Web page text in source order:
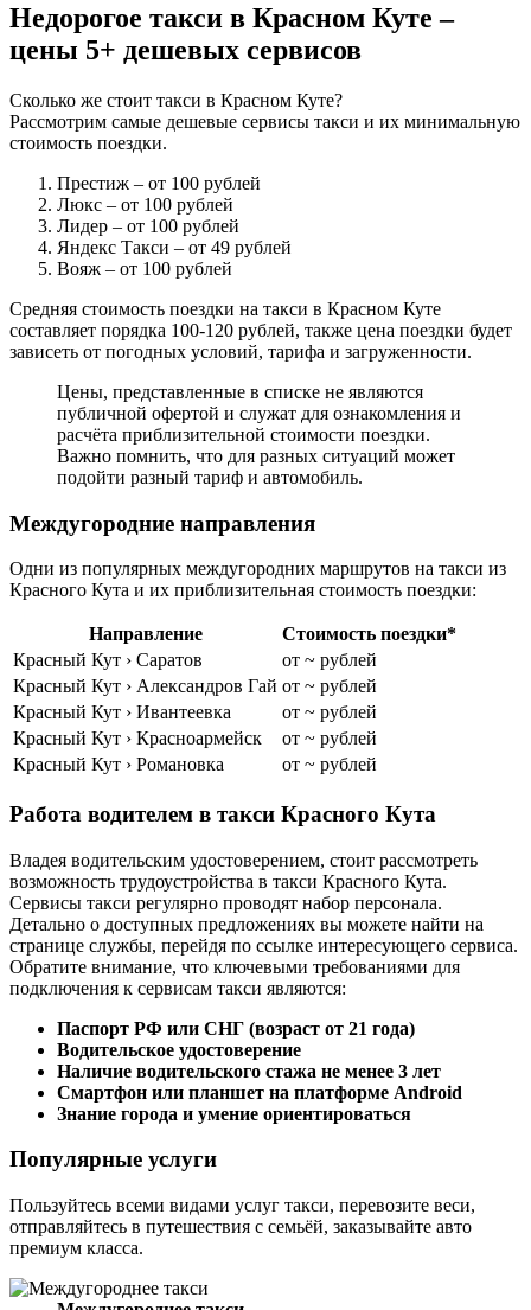
Недорогое такси в Красном Куте –
цены 5+ дешевых сервисов
Сколько же стоит такси в Красном Куте?
Рассмотрим самые дешевые сервисы такси и их минимальную
стоимость поездки.
Престиж – от 100 рублей
Люкс – от 100 рублей
Лидер – от 100 рублей
Яндекс Такси – от 49 рублей
Вояж – от 100 рублей
Средняя стоимость поездки на такси в Красном Куте
составляет порядка 100-120 рублей, также цена поездки будет
зависеть от погодных условий, тарифа и загруженности.
Цены, представленные в списке не являются
публичной офертой и служат для ознакомления и
расчёта приблизительной стоимости поездки.
Важно помнить, что для разных ситуаций может
подойти разный тариф и автомобиль.
Междугородние направления
Одни из популярных междугородних маршрутов на такси из
Красного Кута и их приблизительная стоимость поездки:
Направление
Стоимость поездки*
Красный Кут › Саратов
от ~ рублей
Красный Кут › Александров Гай от ~ рублей
Красный Кут › Ивантеевка
от ~ рублей
Красный Кут › Красноармейск
от ~ рублей
Красный Кут › Романовка
от ~ рублей
Работа водителем в такси Красного Кута
Владея водительским удостоверением, стоит рассмотреть
возможность трудоустройства в такси Красного Кута.
Сервисы такси регулярно проводят набор персонала.
Детально о доступных предложениях вы можете найти на
странице службы, перейдя по ссылке интересующего сервиса.
Обратите внимание, что ключевыми требованиями для
подключения к сервисам такси являются:
Паспорт РФ или СНГ (возраст от 21 года)
Водительское удостоверение
Наличие водительского стажа не менее 3 лет
Смартфон или планшет на платформе Android
Знание города и умение ориентироваться
Популярные услуги
Пользуйтесь всеми видами услуг такси, перевозите веси,
отправляйтесь в путешествия с семьёй, заказывайте авто
премиум класса.